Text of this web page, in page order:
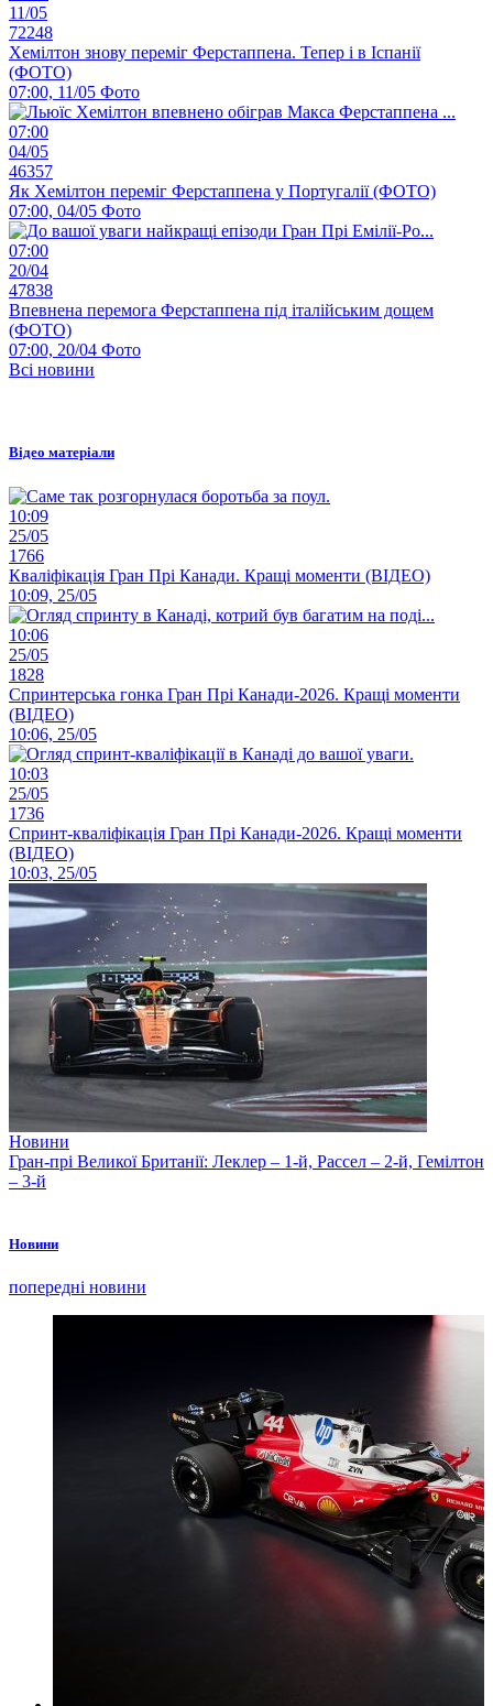
11/05
72248
Хемілтон знову переміг Ферстаппена. Тепер і в Іспанії
(ФОТО)
07:00, 11/05 Фото
07:00
04/05
46357
Як Хемілтон переміг Ферстаппена у Португалії (ФОТО)
07:00, 04/05 Фото
07:00
20/04
47838
Впевнена перемога Ферстаппена під італійським дощем
(ФОТО)
07:00, 20/04 Фото
Всі новини
Відео матеріали
10:09
25/05
1766
Кваліфікація Гран Прі Канади. Кращі моменти (ВІДЕО)
10:09, 25/05
10:06
25/05
1828
Спринтерська гонка Гран Прі Канади-2026. Кращі моменти
(ВІДЕО)
10:06, 25/05
10:03
25/05
1736
Спринт-кваліфікація Гран Прі Канади-2026. Кращі моменти
(ВІДЕО)
10:03, 25/05
Новини
Гран-прі Великої Британії: Леклер – 1-й, Рассел – 2-й, Гемілтон
– 3-й
Новини
попередні новини